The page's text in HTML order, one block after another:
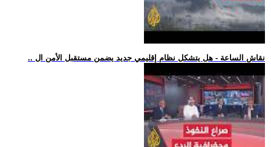
.. نقاش الساعة - هل يتشكل نظام إقليمي جديد يضمن مستقبل الأمن ال